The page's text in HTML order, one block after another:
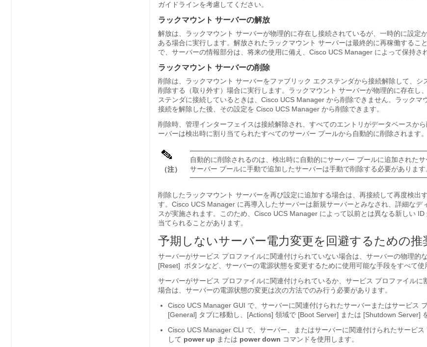
ガイドラインを考慮してください。
ラックマウント サーバーの解放
解放は、ラックマウント サーバーが物理的に存在し接続されているが、一時的に設定
ある場合に実行します。解放されたラックマウント サーバーは最終的に再稼働するこ
で、サーバーの情報部分は、将来の使用に備え、 Cisco UCS Manager によって保持さ
ラックマウント サーバーの削除
削除は、ラックマウント サーバーをファブリック エクステンダから接続解除して、シ
削除する（取り外す）場合に実行します。ラックマウント サーバーが物理的に存在し
ステンダに接続しているときは、 Cisco UCS Manager から削除できません。ラックマ
接続を解除した後、その設定を Cisco UCS Manager から削除できます。
削除時、管理インターフェイスは接続解除され、すべてのエントリがデータベースか
ーバーは検出時に割り当てられたすべてのサーバー プールから自動的に削除されます。
（注）
自動的に削除されるのは、検出時に自動的にサーバー プールに追加されたサ
サーバー プールに手動で追加したサーバーは手動で削除する必要があります
削除したラックマウント サーバーを再び設定に追加する場合は、再接続して再度検出
す。 Cisco UCS Manager に再導入したサーバーは新規サーバーとみなされ、詳細なデ
スが実施されます。このため、 Cisco UCS Manager によって以前とは異なる新しい ID
当てられることがあります。
予期しないサーバー電力変更を回避するための推
サーバーがサービス プロファイルに関連付けられていない場合は、サーバーの物理的
[Reset]
ボタンなど、サーバーの電源状態を変更するために使用可能な手段をすべて使
サーバーがサービス プロファイルに関連付けられているか、サービス プロファイルに
場合は、サーバーの電源状態の変更は次の方法でのみ行う必要があります。
Cisco UCS Manager GUI で、サーバーに関連付けられたサーバーまたはサービス
[General] タブに移動し、[Actions] 領域で [Boot Server] または [Shutdown Server]
Cisco UCS Manager CLI で、サーバー、またはサーバーに関連付けられたサービ
して power up または power down コマンドを使用します。